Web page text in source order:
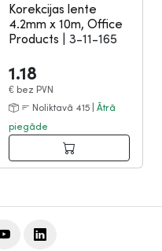
Korekcijas lente
4.2mm x 10m, Office
Products
3-11-165
1.18
€ bez PVN
Noliktavā 415 | Ātrā
piegāde